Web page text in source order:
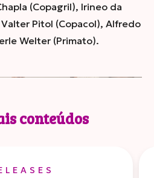
(Copagril), Irineo da
Pitol (Copacol), Alfredo
Welter (Primato).
conteúdos